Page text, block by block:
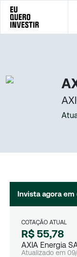
Home Cotações
Invista agora em
COTAÇÃO ATUAL
R$ 55,78
AXIA Energia
Atualizado em